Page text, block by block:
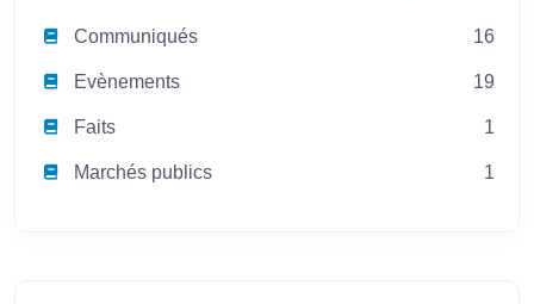
Communiqués 16
Evènements 19
Faits 1
Marchés publics 1